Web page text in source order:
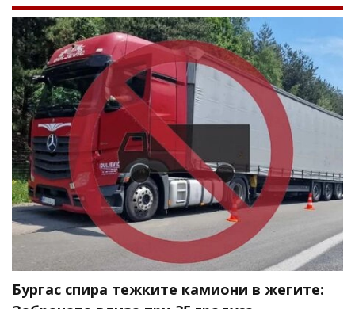
Бургас спира тежките камиони в жегите: